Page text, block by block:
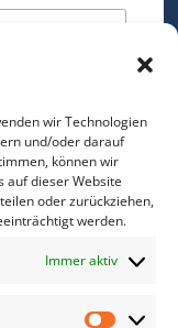
wir Technologien
und/oder darauf
können wir
auf dieser Website
oder zurückziehen,
werden.
Immer aktiv
*